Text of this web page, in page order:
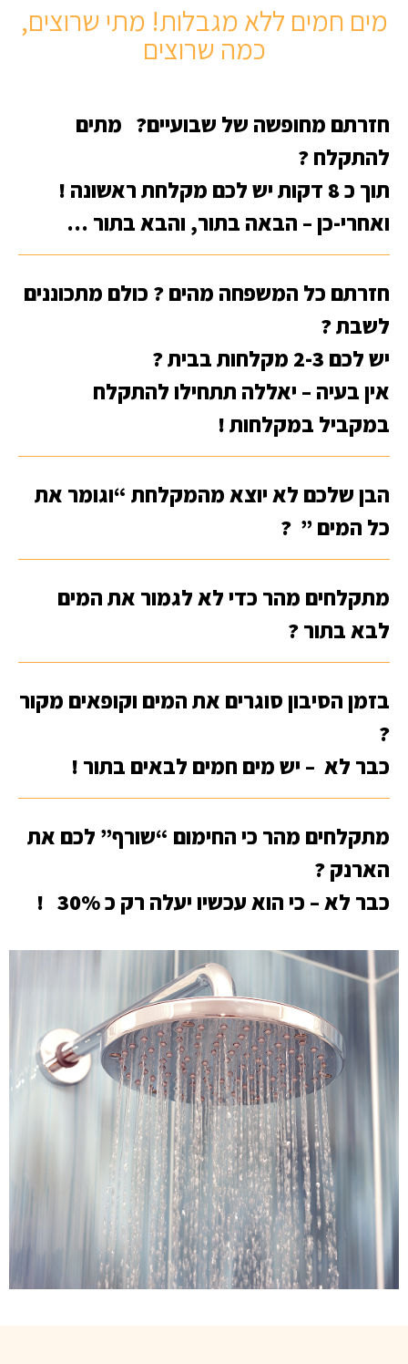
מים חמים ללא מגבלות! מתי שרוצים,
כמה שרוצים
חזרתם מחופשה של שבועיים? מתים
להתקלח ?
תוך כ 8 דקות יש לכם מקלחת ראשונה !
ואחרי-כן – הבאה בתור, והבא בתור …
חזרתם כל המשפחה מהים ? כולם מתכוננים
לשבת ?
יש לכם 2-3 מקלחות בבית ?
אין בעיה – יאללה תתחילו להתקלח
במקביל במקלחות !
הבן שלכם לא יוצא מהמקלחת “וגומר את
כל המים ” ?
מתקלחים מהר כדי לא לגמור את המים
לבא בתור ?
בזמן הסיבון סוגרים את המים וקופאים מקור
?
כבר לא – יש מים חמים לבאים בתור !
מתקלחים מהר כי החימום “שורף” לכם את
הארנק ?
כבר לא – כי הוא עכשיו יעלה רק כ 30% !